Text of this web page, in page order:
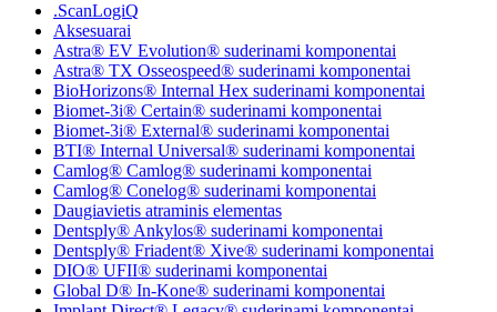
.ScanLogiQ
Aksesuarai
Astra® EV Evolution® suderinami komponentai
Astra® TX Osseospeed® suderinami komponentai
BioHorizons® Internal Hex suderinami komponentai
Biomet-3i® Certain® suderinami komponentai
Biomet-3i® External® suderinami komponentai
BTI® Internal Universal® suderinami komponentai
Camlog® Camlog® suderinami komponentai
Camlog® Conelog® suderinami komponentai
Daugiavietis atraminis elementas
Dentsply® Ankylos® suderinami komponentai
Dentsply® Friadent® Xive® suderinami komponentai
DIO® UFII® suderinami komponentai
Global D® In-Kone® suderinami komponentai